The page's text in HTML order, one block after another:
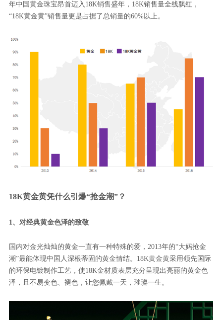
年中国黄金珠宝昂首迈入18K销售盛年，18K销售量全线飘红，
“18K黄金黄”销售量更是占据了总销量的60%以上。
18K黄金黄凭什么引爆“抢金潮”？
1、对经典黄金色泽的致敬
国内对金光灿灿的黄金一直有一种特殊的爱，2013年的“大妈抢金
潮”最能体现中国人深根蒂固的黄金情结。18K黄金黄采用领先国际
的环保电镀制作工艺，使18K金材质表层充分呈现出亮丽的黄金色
泽，且不易变色、褪色，让您佩戴一天，璀璨一生。